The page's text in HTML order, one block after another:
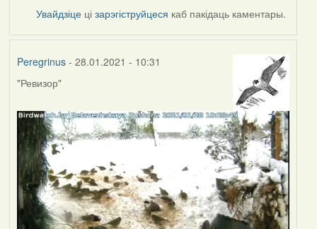
Увайдзіце цізарэгіструйцеся каб пакідаць каментары.
Peregrinus- 28.01.2021 - 10:31
"Ревизор"